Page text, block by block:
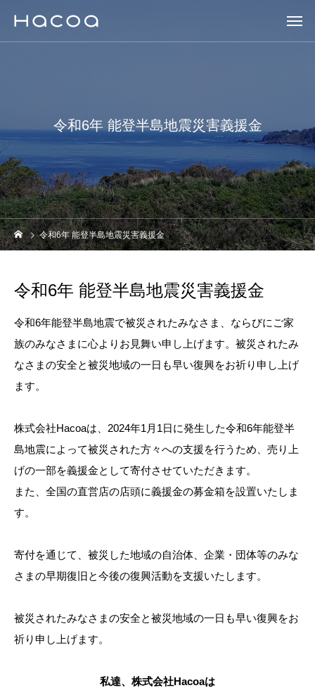
令和6年 能登半島地震災害義援金
令和6年 能登半島地震災害義援金
令和6年 能登半島地震災害義援金
令和6年能登半島地震で被災されたみなさま、ならびにご家
族のみなさまに心よりお見舞い申し上げます。被災されたみ
なさまの安全と被災地域の一日も早い復興をお祈り申し上げ
ます。
株式会社Hacoaは、2024年1月1日に発生した令和6年能登半
島地震によって被災された方々への支援を行うため、売り上
げの一部を義援金として寄付させていただきます。
また、全国の直営店の店頭に義援金の募金箱を設置いたしま
す。
寄付を通じて、被災した地域の自治体、企業・団体等のみな
さまの早期復旧と今後の復興活動を支援いたします。
被災されたみなさまの安全と被災地域の一日も早い復興をお
祈り申し上げます。
私達、株式会社Hacoaは